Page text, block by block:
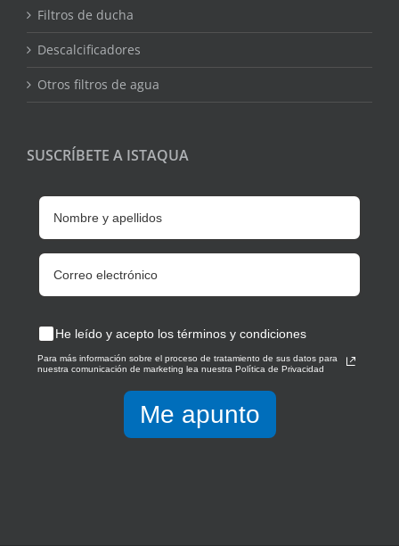
Filtros de ducha
Descalcificadores
Otros filtros de agua
SUSCRÍBETE A ISTAQUA
He leído y acepto los términos y condiciones
Para más información sobre el proceso de tratamiento de sus datos para
nuestra comunicación de marketing lea nuestra Política de Privacidad
Me apunto